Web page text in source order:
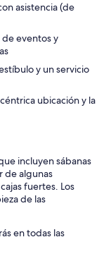
asistencia (de
eventos y
y un servicio
ubicación y la
incluyen sábanas
de algunas
fuertes. Los
de las
en todas las